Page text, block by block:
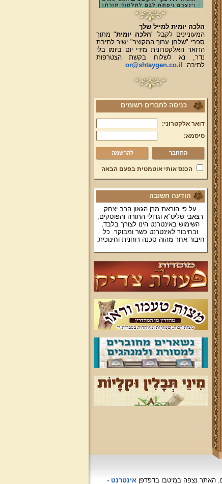
הלכה יומית למייל שלך
המעוניינים לקבל "הלכה יומית" מתוך
ספרי "שלחן ערוך המקוצר" ישיר לתיבת
הדואר האלקטרונית מידי יום ביומו בלי
נדר, נא לשלוח בקשת הצטרפות
לתיבה:
or@shtaygen.co.il
כניסה לחברים רשומים
דואר אלקטרוני:
סיסמא:
להרשמה
הכנס אותי אוטמטית בפעם הבאה
הודעה חשובה
על פי הוראת מרן הגאון הרב יצחק
רצאבי שליט"א וגדולי התורה והפוסקים,
השימוש באינטרנט הינו לצורך בלבד,
ובחיבור לאינטרנט כשר ומבוקר. כל
חיבור אחר מהוה סכנה רוחנית וחינוכית.
האתר נצפהבמיטבו בדפדפןאינטרנט -